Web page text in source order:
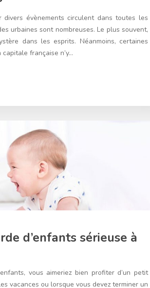
divers évènements circulent dans toutes les
urbaines sont nombreuses. Le plus souvent,
dans les esprits. Néanmoins, certaines
française n’y…
d’enfants sérieuse à
vous aimeriez bien profiter d’un petit
vacances ou lorsque vous devez terminer un